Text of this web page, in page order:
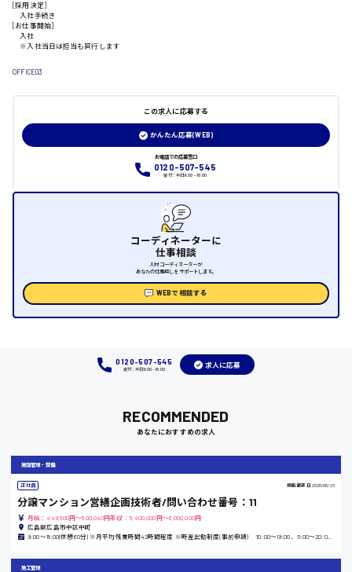
大竹市
福岡県
大阪府
竹原市
日給制すべて
時給1000円～
[採用決定]
入社手続き
[お仕事開始]
入社
※入社当日は担当も同行します
OFFICE03
この求人に応募する
かんたん応募(WEB)
お電話での応募窓口
0120-507-545
受付：平日9:00 - 18:00
コーディネーターに
仕事相談
人材コーディネーターが
あなたの仕事探しをサポートします。
WEBで相談する
0120-507-545
受付：平日9:00 - 18:00
求人に応募
RECOMMENDED
あなたにおすすめの求人
施設管理・整備
正社員 掲載更新日 2026/06/23
分譲マンション営繕企画技術者/問い合わせ番号：11
月給：449,500円～500,040円年収：5,400,000円～6,000,000円
広島県広島市中区中町
9:00〜18:00(休憩60分) ※月平均残業時間42時間程度 ※時差出勤制度(事前申請) 10:00〜19:00、11:00〜20:00、12:00〜21:00での勤務可能
施工管理